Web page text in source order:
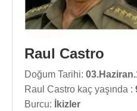
Raul Castro
Doğum Tarihi:
Raul Castro kaç yaşında :
Burcu:
İkizler